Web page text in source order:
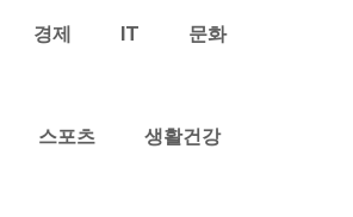
경제 IT 문화
스포츠 생활건강